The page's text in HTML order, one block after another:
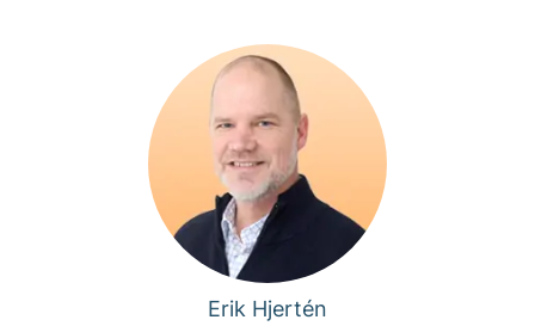
Erik Hjertén